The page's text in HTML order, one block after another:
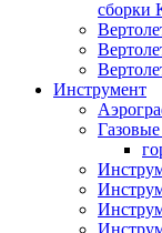
сборки
Инструмент